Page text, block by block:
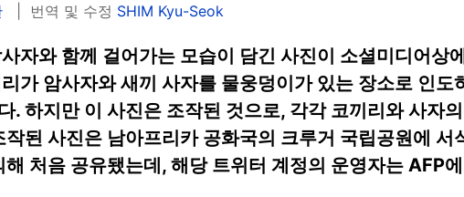
번역 및 수정 SHIM Kyu-Seok
자와 함께 걸어가는 모습이 담긴 사진이 소셜미디어상
가 암사자와 새끼 사자를 물웅덩이가 있는 장소로 인도
. 하지만 이 사진은 조작된 것으로, 각각 코끼리와 사자
된 사진은 남아프리카 공화국의 크루거 국립공원에 서
처음 공유됐는데, 해당 트위터 계정의 운영자는 AFP